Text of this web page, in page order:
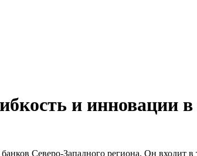
и инновации
Северо-Западного региона. Он входит